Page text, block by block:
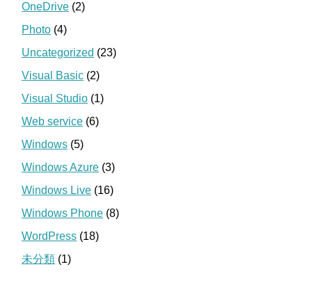
OneDrive (2)
Photo (4)
Uncategorized (23)
Visual Basic (2)
Visual Studio (1)
Web service (6)
Windows (5)
Windows Azure (3)
Windows Live (16)
Windows Phone (8)
WordPress (18)
未分類 (1)